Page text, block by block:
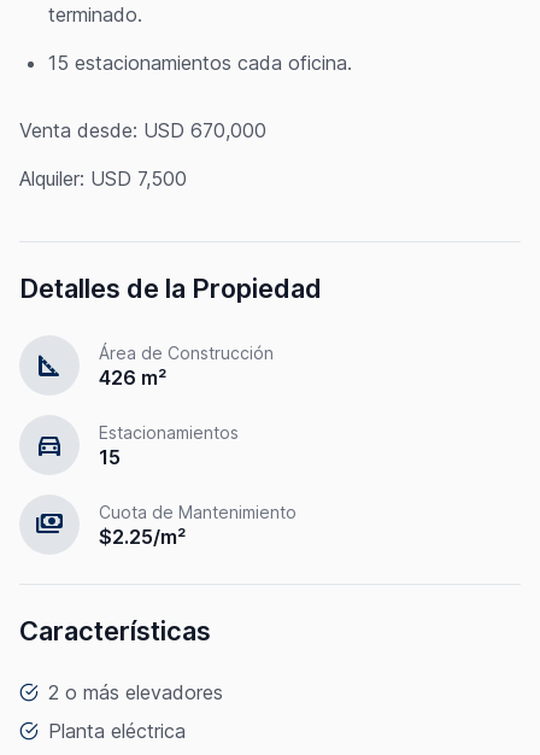
terminado.
15 estacionamientos cada oficina.
Venta desde: USD 670,000
Alquiler: USD 7,500
Detalles de la Propiedad
square_foot Área de Construcción
426 m²
directions_car Estacionamientos
15
payments Cuota de Mantenimiento
$2.25/m²
Características
2 o más elevadores
Planta eléctrica